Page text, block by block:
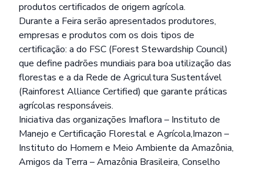
produtos certificados de origem agrícola.
Durante a Feira serão apresentados produtores,
empresas e produtos com os dois tipos de
certificação: a do FSC (Forest Stewardship Council)
que define padrões mundiais para boa utilização das
florestas e a da Rede de Agricultura Sustentável
(Rainforest Alliance Certified) que garante práticas
agrícolas responsáveis.
Iniciativa das organizações Imaflora – Instituto de
Manejo e Certificação Florestal e Agrícola,Imazon –
Instituto do Homem e Meio Ambiente da Amazônia,
Amigos da Terra – Amazônia Brasileira, Conselho